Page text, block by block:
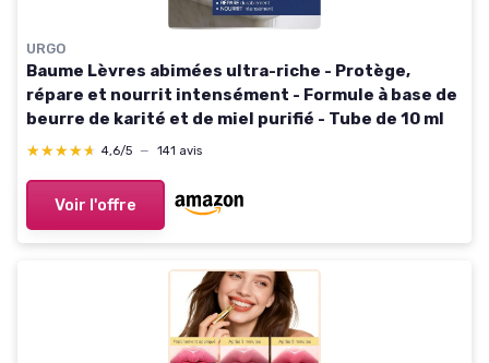
URGO
Baume Lèvres abimées ultra-riche - Protège,
répare et nourrit intensément - Formule à base de
beurre de karité et de miel purifié - Tube de 10 ml
★★★★★
★★★★★ 4,6/5 — 141 avis
Voir l'offre